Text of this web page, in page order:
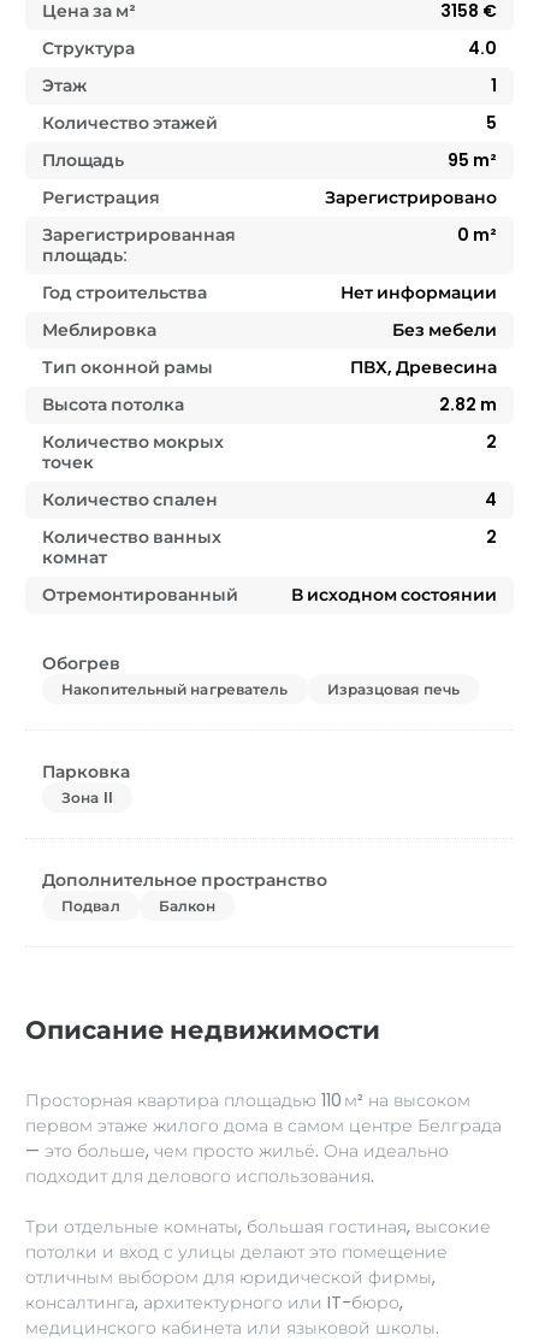
Цена за м² 3158 €
Структура
4.0
Этаж
1
Количество этажей
5
Площадь
95 m²
Регистрация
Зарегистрировано
Зарегистрированная
площадь:
0 m²
Год строительства
Нет информации
Меблировка
Без мебели
Тип оконной рамы
ПВХ, Древесина
Высота потолка
2.82 m
Количество мокрых
точек
2
Количество спален
4
Количество ванных
комнат
2
Отремонтированный В исходном состоянии
Обогрев
Накопительный нагреватель Изразцовая печь
Парковка
Зона II
Дополнительное пространство
Подвал Балкон
Описание недвижимости
Просторная квартира площадью 110 м² на высоком
первом этаже жилого дома в самом центре Белграда
— это больше, чем просто жильё. Она идеально
подходит для делового использования.
Три отдельные комнаты, большая гостиная, высокие
потолки и вход с улицы делают это помещение
отличным выбором для юридической фирмы,
консалтинга, архитектурного или IT-бюро,
медицинского кабинета или языковой школы.